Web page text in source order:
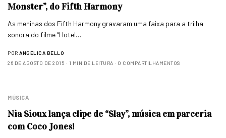
Monster”, do Fifth Harmony
As meninas dos Fifth Harmony gravaram uma faixa para a trilha
sonora do filme “Hotel…
POR ANGELICA BELLO
26 DE AGOSTO DE 2015
1 MIN DE LEITURA 0 COMPARTILHAMENTOS
MÚSICA
Nia Sioux lança clipe de “Slay”, música em parceria
com Coco Jones!